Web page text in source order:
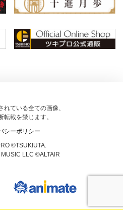
れている全ての画像、
転載を禁じます。
シーポリシー
©TSUKIUTA.
LLC ©ALTAIR